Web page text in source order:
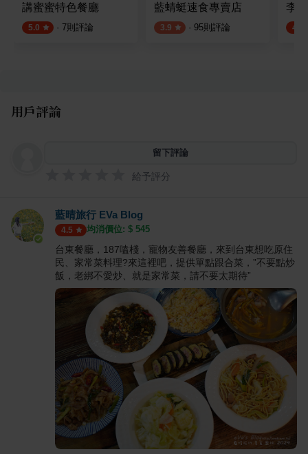
講蜜蜜特色餐廳
5.0 · 7則評論
藍蜻蜓速食專賣店
3.9 · 95則評論
李
4.6
用戶評論
留下評論
給予評分
藍晴旅行 EVa Blog
4.5 均消價位: $ 545
台東餐廳，187嗑棧，寵物友善餐廳，來到台東想吃原住
民、家常菜料理?來這裡吧，提供單點跟合菜，”不要點炒
飯，老綁不愛炒、就是家常菜，請不要太期待”